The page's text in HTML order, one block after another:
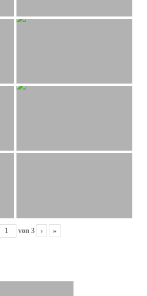
von 3 › »